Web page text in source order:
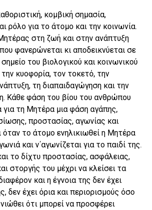
κομβική σημασία,
ρόλο για το άτομο και την κοινωνία.
στη ζωή και στην ανάπτυξη
φανερώνεται κι αποδεικνύεται σε
του βιολογικού και κοινωνικού
κυοφορία, τον τοκετό, την
τη διαπαιδαγώγηση και την
Κάθε φάση του βίου του ανθρώπου
για τη Μητέρα μια φάση αγάπης,
προστασίας, αγωνίας και
όταν το άτομο ενηλικιωθεί η Μητέρα
και ν΄αγωνίζεται για το παιδί της.
το δίχτυ προστασίας, ασφάλειας,
στοργής του μέχρι να κλείσει τα
και η έγνοια της δεν έχει
δεν έχει όρια και περιορισμούς όσο
ότι μπορεί να προσφέρει